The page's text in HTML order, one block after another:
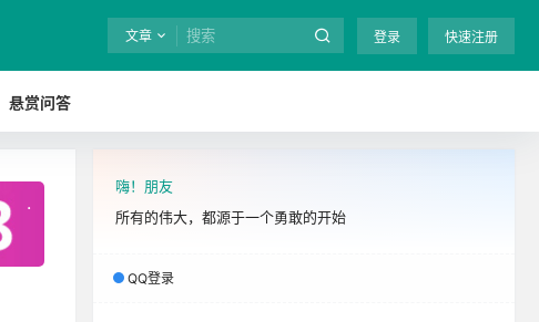
文章 登录 快速注册
悬赏问答
. 全站终身免费下载！ 立即开通
嗨！朋友
所有的伟大，都源于一个勇敢的开始
QQ登录